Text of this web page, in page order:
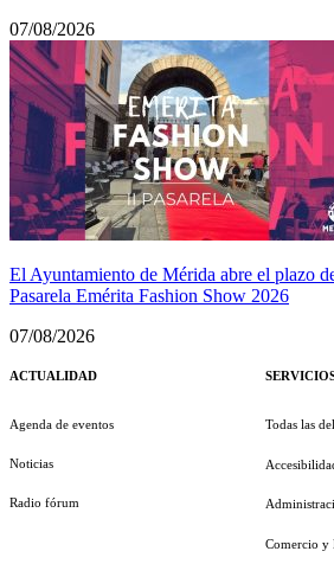
07/08/2026
El Ayuntamiento de Mérida abre el plazo
Pasarela Emérita Fashion Show 2026
07/08/2026
ACTUALIDAD
Agenda de eventos
Noticias
Radio fórum
Todas las
Comercio y